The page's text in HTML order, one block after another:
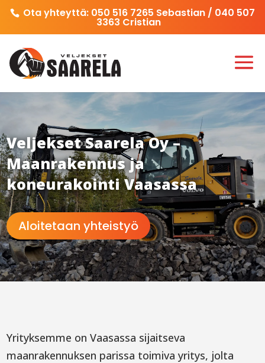
Ota yhteyttä: 050 516 7265 Sebastian / 040 507
3363 Cristian
Veljekset Saarela Oy –
Maanrakennus ja
koneurakointi Vaasassa
Aloitetaan yhteistyö
Yrityksemme on Vaasassa sijaitseva
maanrakennuksen parissa toimiva yritys, jolta